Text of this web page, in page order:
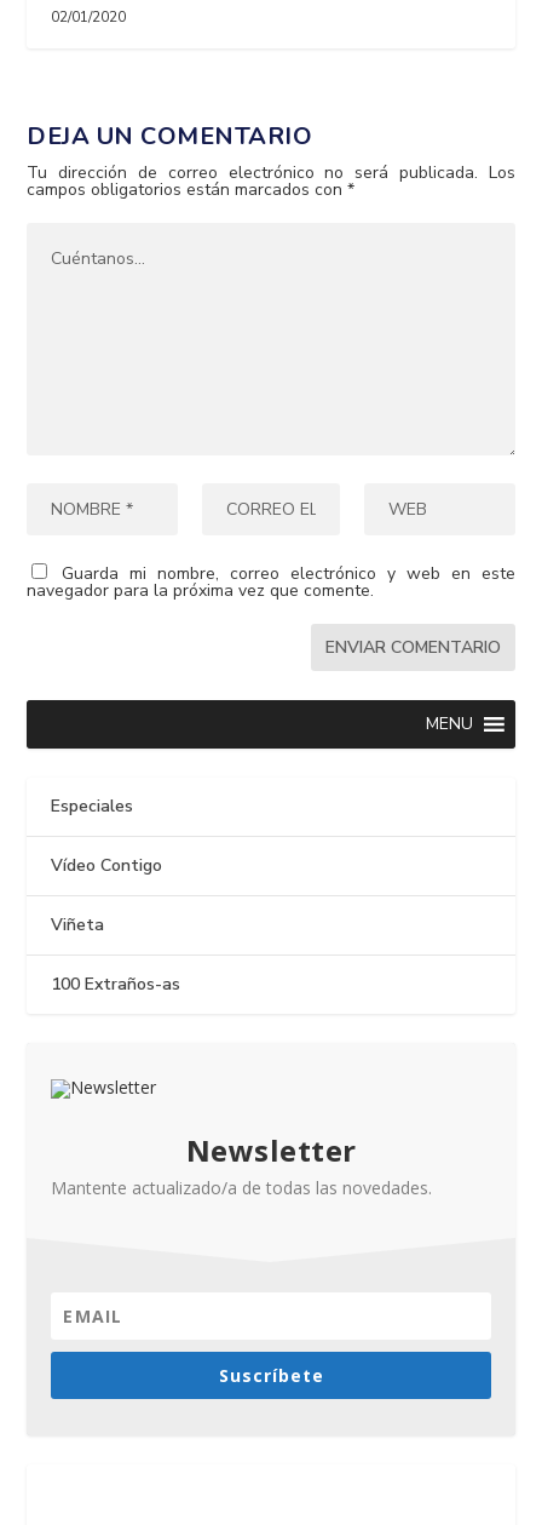
02/01/2020
DEJA UN COMENTARIO
Tu dirección de correo electrónico no será publicada. Los
campos obligatorios están marcados con*
Guarda mi nombre, correo electrónico y web en este
navegador para la próxima vez que comente.
MENU
Especiales
Vídeo Contigo
Viñeta
100 Extraños-as
Newsletter
Mantente actualizado/a de todas las novedades.
Suscríbete